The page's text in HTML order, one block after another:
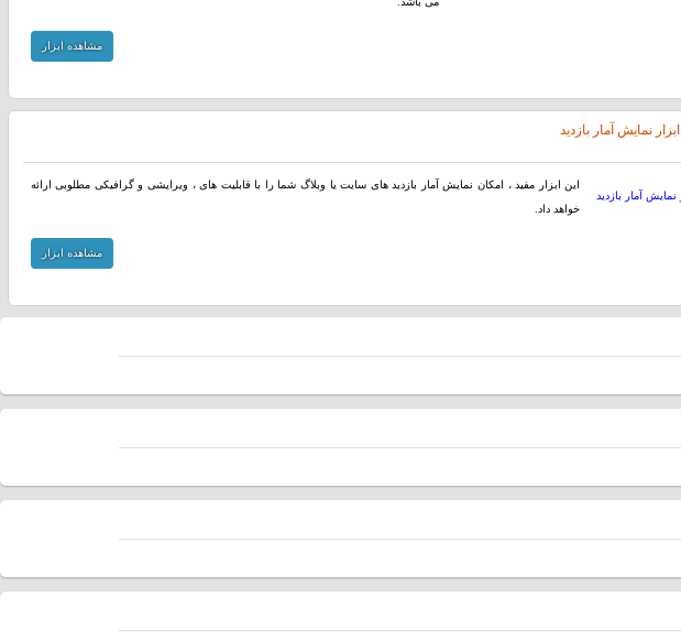
مشاهده ابزار
ابزار نمایش آمار بازدید
این ابزار مفید ، امکان نمایش آمار بازدید های سایت یا وبلاگ شما را با قابلیت های ، ویرایشی و گرافیکی مطلوبی ارائه
خواهد داد.
مشاهده ابزار